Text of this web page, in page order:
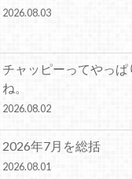
2026.08.03
チャッピーってやっ
ね。
2026.08.02
2026年7月を総括
2026.08.01